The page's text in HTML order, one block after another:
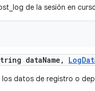
de la sesión en
dataName , Log
datos de registro o